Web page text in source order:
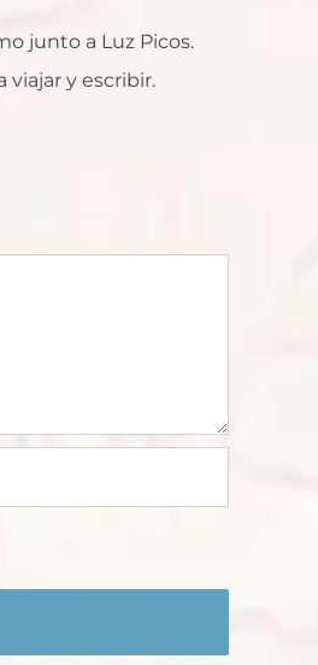
junto a Luz Picos.
viajar y escribir.